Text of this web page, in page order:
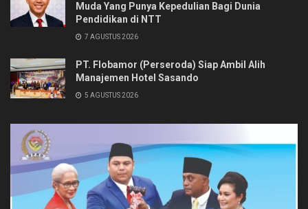
Muda Yang Punya Kepedulian Bagi Dunia
Pendidikan di NTT
7 AGUSTUS 2026
PT. Flobamor (Perseroda) Siap Ambil Alih
Manajemen Hotel Sasando
5 AGUSTUS 2026